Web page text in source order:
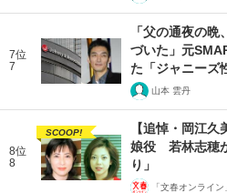
7位
7
「父の通夜の
づいた」元
た「ジャニーズ
山本 雲丹
8位
8
SCOOP!
【追悼・岡江
娘役 若林志穂
り」
「文春オンライ